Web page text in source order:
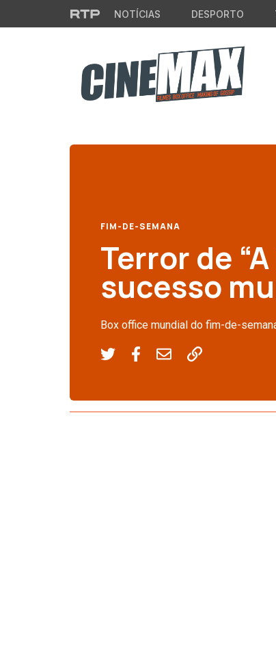
Saltar para o conteúdo principal
NOTÍCIAS DESPORTO
FIM-DE-SEMANA
Terror de
sucesso
Box office mundial do fim-de-